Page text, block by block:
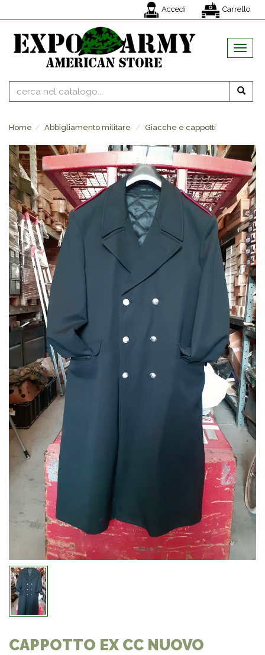
Accedi Carrello
MENU
Home Abbigliamento militare Giacche e cappotti
CAPPOTTO EX CC NUOVO